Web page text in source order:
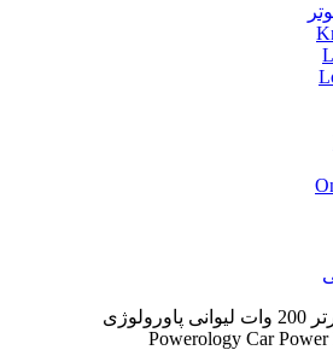
/ اینورتر 200 وات لیوانی پاورولوژی
Powerology Car